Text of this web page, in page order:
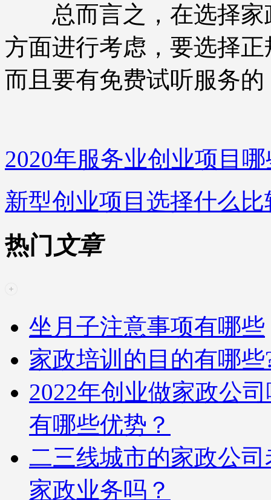
总而言之，在选择家
方面进行考虑，要选择
而且要有免费试听服务
2020年服务业创业项目
新型创业项目选择什么比
热门 文章
坐月子注意事项有哪些
家政培训的目的有哪些
2022年创业做家政公
有哪些优势？
二三线城市的家政公
家政业务吗？